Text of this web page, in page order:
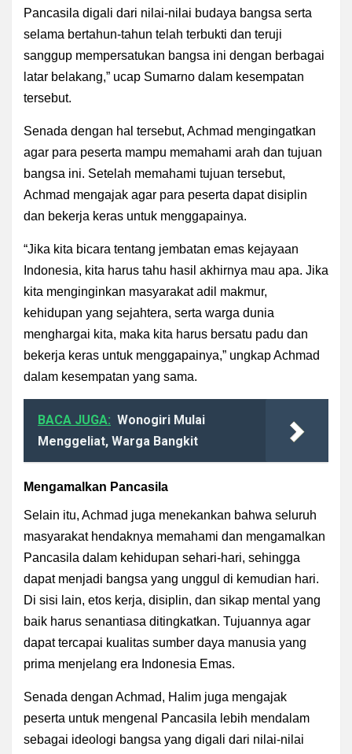
Pancasila digali dari nilai-nilai budaya bangsa serta
selama bertahun-tahun telah terbukti dan teruji
sanggup mempersatukan bangsa ini dengan berbagai
latar belakang,” ucap Sumarno dalam kesempatan
tersebut.
Senada dengan hal tersebut, Achmad mengingatkan
agar para peserta mampu memahami arah dan tujuan
bangsa ini. Setelah memahami tujuan tersebut,
Achmad mengajak agar para peserta dapat disiplin
dan bekerja keras untuk menggapainya.
“Jika kita bicara tentang jembatan emas kejayaan
Indonesia, kita harus tahu hasil akhirnya mau apa. Jika
kita menginginkan masyarakat adil makmur,
kehidupan yang sejahtera, serta warga dunia
menghargai kita, maka kita harus bersatu padu dan
bekerja keras untuk menggapainya,” ungkap Achmad
dalam kesempatan yang sama.
BACA JUGA: Wonogiri Mulai
Menggeliat, Warga Bangkit
Mengamalkan Pancasila
Selain itu, Achmad juga menekankan bahwa seluruh
masyarakat hendaknya memahami dan mengamalkan
Pancasila dalam kehidupan sehari-hari, sehingga
dapat menjadi bangsa yang unggul di kemudian hari.
Di sisi lain, etos kerja, disiplin, dan sikap mental yang
baik harus senantiasa ditingkatkan. Tujuannya agar
dapat tercapai kualitas sumber daya manusia yang
prima menjelang era Indonesia Emas.
Senada dengan Achmad, Halim juga mengajak
peserta untuk mengenal Pancasila lebih mendalam
sebagai ideologi bangsa yang digali dari nilai-nilai